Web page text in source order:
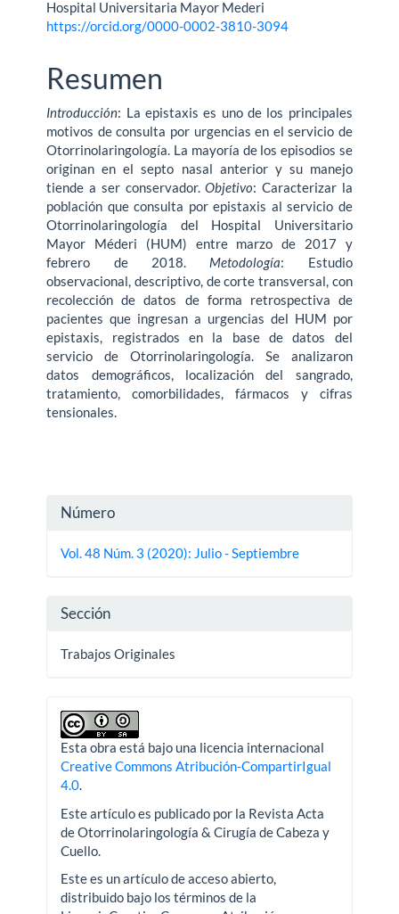
Hospital Universitaria Mayor Mederi
https://orcid.org/0000-0002-3810-3094
Resumen
Introducción: La epistaxis es uno de los principales
motivos de consulta por urgencias en el servicio de
Otorrinolaringología. La mayoría de los episodios se
originan en el septo nasal anterior y su manejo
tiende a ser conservador.Objetivo: Caracterizar la
población que consulta por epistaxis al servicio de
Otorrinolaringología del Hospital Universitario
Mayor Méderi (HUM) entre marzo de 2017 y
febrero de 2018. Metodología: Estudio
observacional, descriptivo, de corte transversal, con
recolección de datos de forma retrospectiva de
pacientes que ingresan a urgencias del HUM por
epistaxis, registrados en la base de datos del
servicio de Otorrinolaringología. Se analizaron
datos demográficos, localización del sangrado,
tratamiento, comorbilidades, fármacos y cifras
tensionales.
Detalles
del
Número
Vol. 48 Núm. 3 (2020): Julio - Septiembre
Sección
Trabajos Originales
Esta obra está bajo una licencia internacional
Creative Commons Atribución-CompartirIgual
4.0.
Este artículo es publicado por la Revista Acta
de Otorrinolaringología & Cirugía de Cabeza y
Cuello.
Este es un artículo de acceso abierto,
distribuido bajo los términos de la